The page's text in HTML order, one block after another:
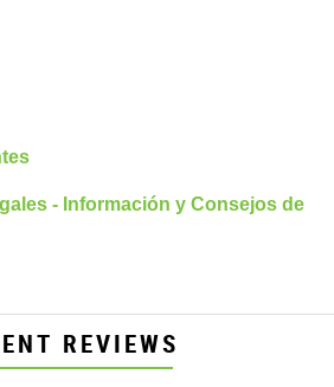
- Información y Consejos de
REVIEWS